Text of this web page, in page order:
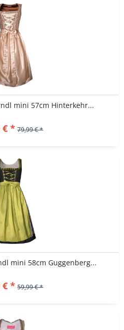
mini 57cm Hinterkehr...
€ * 79,99 € *
mini 58cm Guggenberg...
€ * 59,99 € *